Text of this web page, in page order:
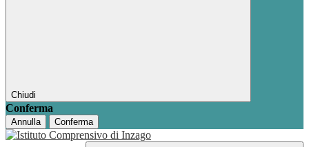
Chiudi
Conferma
Annulla Conferma